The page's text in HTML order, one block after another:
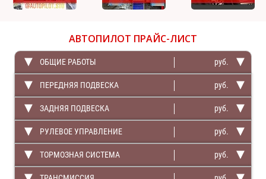
АВТОПИЛОТ ПРАЙС-ЛИСТ
ОБЩИЕ РАБОТЫ руб.
ПЕРЕДНЯЯ ПОДВЕСКА руб.
ЗАДНЯЯ ПОДВЕСКА руб.
РУЛЕВОЕ УПРАВЛЕНИЕ руб.
ТОРМОЗНАЯ СИСТЕМА руб.